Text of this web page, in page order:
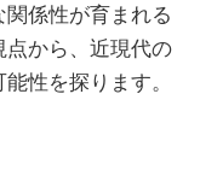
係性が育まれる
点から、近現代の
性を探ります。